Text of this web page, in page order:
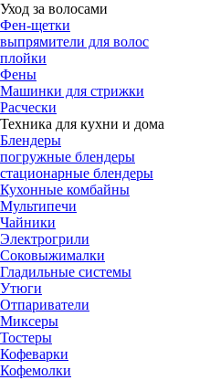
Уход за волосами
Фен-щетки
выпрямители для волос
плойки
Фены
Машинки для стрижки
Расчески
Техника для кухни и дома
Блендеры
погружные блендеры
стационарные блендеры
Кухонные комбайны
Мультипечи
Чайники
Электрогрили
Соковыжималки
Гладильные системы
Утюги
Отпариватели
Миксеры
Тостеры
Кофеварки
Кофемолки